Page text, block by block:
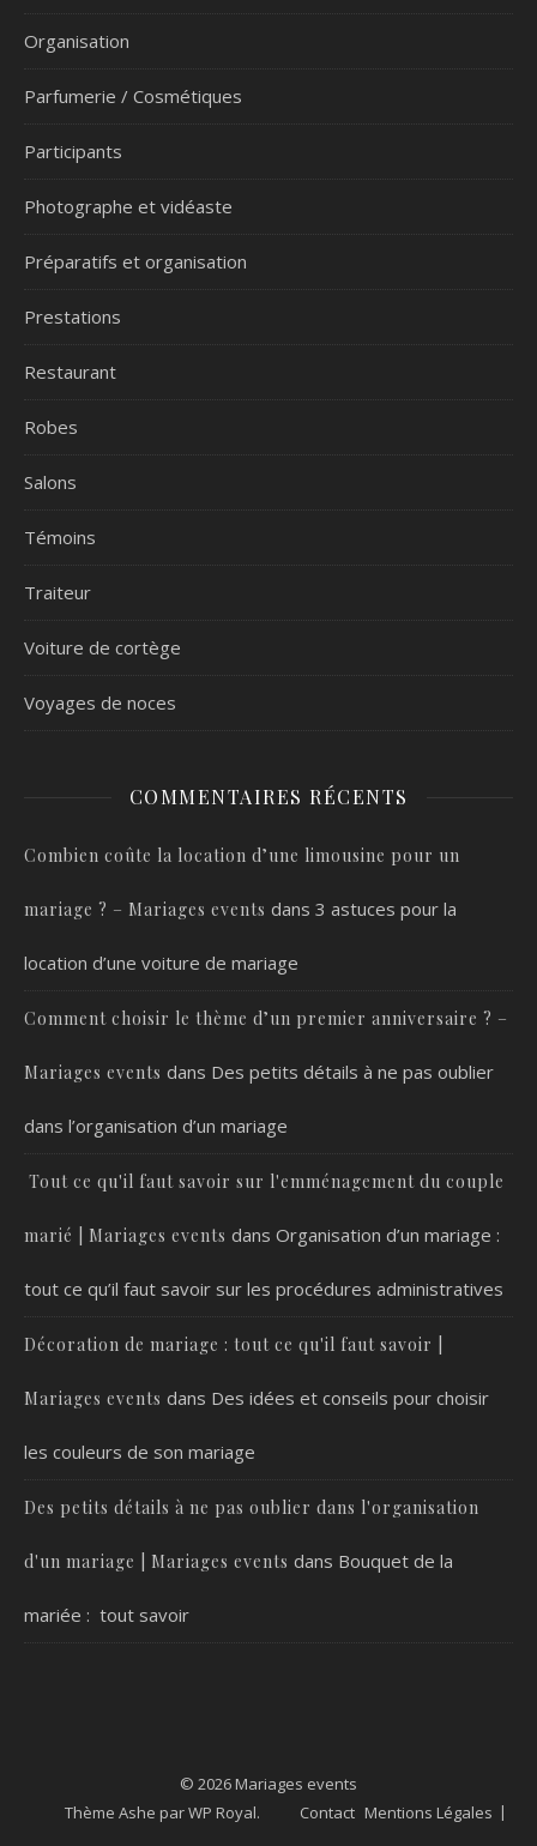
Organisation
Parfumerie / Cosmétiques
Participants
Photographe et vidéaste
Préparatifs et organisation
Prestations
Restaurant
Robes
Salons
Témoins
Traiteur
Voiture de cortège
Voyages de noces
COMMENTAIRES RÉCENTS
Combien coûte la location d’une limousine pour un
mariage ? – Mariages events dans 3 astuces pour la
location d’une voiture de mariage
Comment choisir le thème d’un premier anniversaire ? –
Mariages events dans Des petits détails à ne pas oublier
dans l’organisation d’un mariage
Tout ce qu'il faut savoir sur l'emménagement du couple
marié | Mariages events dans Organisation d’un mariage :
tout ce qu’il faut savoir sur les procédures administratives
Décoration de mariage : tout ce qu'il faut savoir |
Mariages events dans Des idées et conseils pour choisir
les couleurs de son mariage
Des petits détails à ne pas oublier dans l'organisation
d'un mariage | Mariages events dans Bouquet de la
mariée : tout savoir
© 2026 Mariages events
Contact Mentions Légales
Thème Ashe parWP Royal.